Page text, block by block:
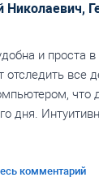
Николаевич,
и проста в
отследить все
что
дня.
комментарий